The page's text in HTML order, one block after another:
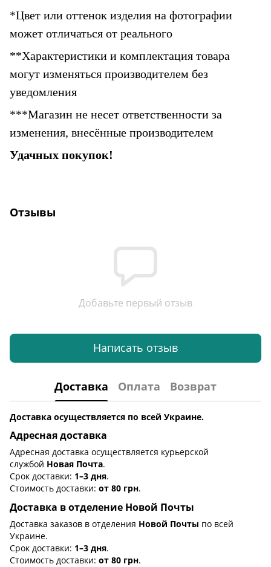
*Цвет или оттенок изделия на фотографии
может отличаться от реального
**Характеристики и комплектация товара
могут изменяться производителем без
уведомления
***Магазин не несет ответственности за
изменения, внесённые производителем
Удачных покупок!
Отзывы
Добавьте первый отзыв
Написать отзыв
Доставка Оплата Возврат
Доставка осуществляется по всей Украине.
Адресная доставка
Адресная доставка осуществляется курьерской
службой Новая Почта.
Срок доставки: 1–3 дня.
Стоимость доставки: от 80 грн.
Доставка в отделение Новой Почты
Доставка заказов в отделения Новой Почты по всей
Украине.
Срок доставки: 1–3 дня.
Стоимость доставки: от 80 грн.